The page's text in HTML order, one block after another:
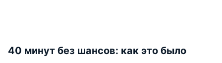
40 минут без шансов: как это было